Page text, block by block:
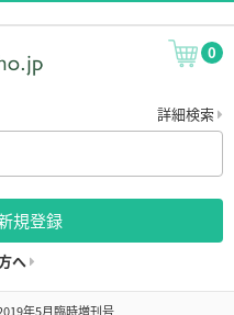
0
詳細検索
規登録
へ
年5月臨時増刊号